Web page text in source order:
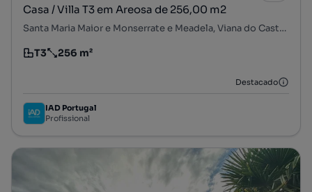
Casa / Villa T3 em Areosa de 256,00 m2
Santa Maria Maior e Monserrate e Meadela, Viana do Castelo, Viana do Castelo
Tipologia
T3
Preço por metro quadrado
256 m²
Destacado
IAD Portugal
Profissional